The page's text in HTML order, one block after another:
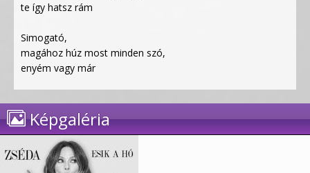
te így hatsz rám
Simogató,
magához húz most minden szó,
enyém vagy már
Képgaléria